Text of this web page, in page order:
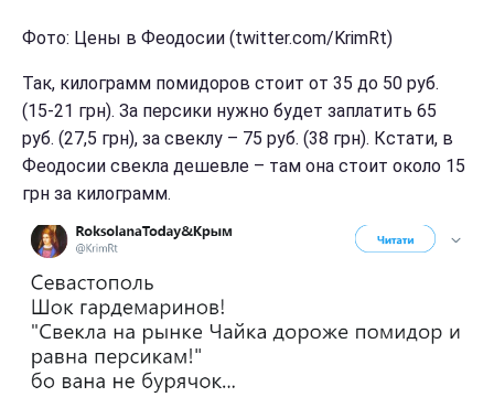
Фото: Цены в Феодосии (twitter.com/KrimRt)
Так, килограмм помидоров стоит от 35 до 50 руб.
(15-21 грн). За персики нужно будет заплатить 65
руб. (27,5 грн), за свеклу – 75 руб. (38 грн). Кстати, в
Феодосии свекла дешевле – там она стоит около 15
грн за килограмм.